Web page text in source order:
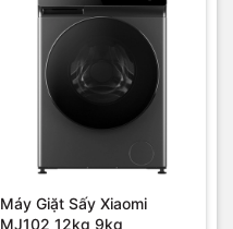
Máy Giặt Sấy Xiaomi
MJ102 12kg 9kg